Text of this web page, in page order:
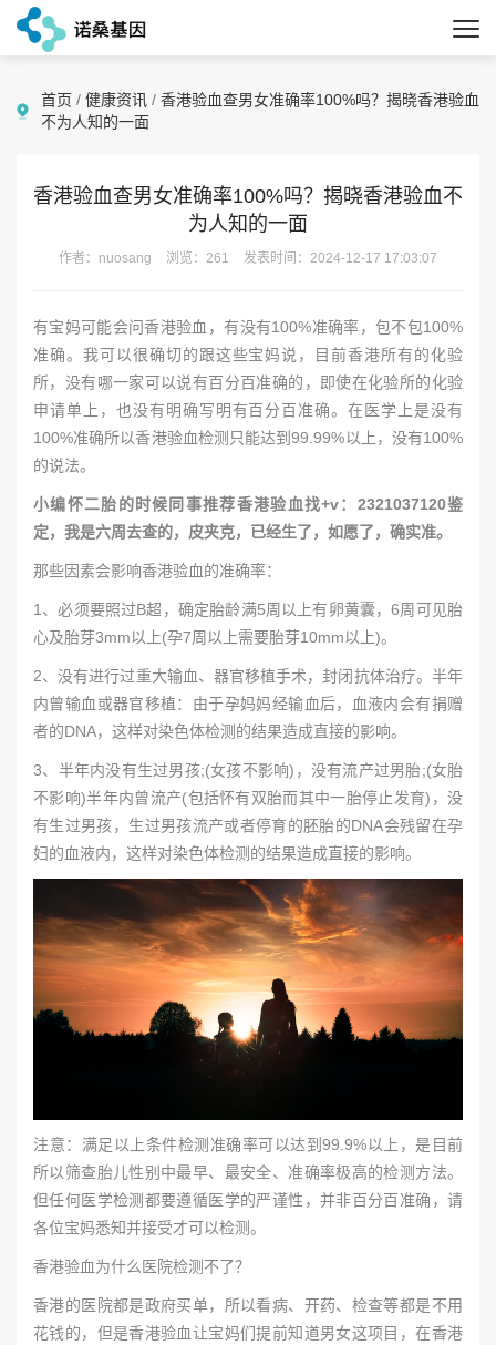
首页 / 健康资讯 / 香港验血查男女准确率100%吗？揭晓香港验血
不为人知的一面
香港验血查男女准确率100%吗？揭晓香港验血不
为人知的一面
作者：nuosang 浏览：261 发表时间：2024-12-17 17:03:07
有宝妈可能会问香港验血，有没有100%准确率，包不包100%
准确。我可以很确切的跟这些宝妈说，目前香港所有的化验
所，没有哪一家可以说有百分百准确的，即使在化验所的化验
申请单上，也没有明确写明有百分百准确。在医学上是没有
100%准确所以香港验血检测只能达到99.99%以上，没有100%
的说法。
小编怀二胎的时候同事推荐香港验血找+v：2321037120鉴
定，我是六周去查的，皮夹克，已经生了，如愿了，确实准。
那些因素会影响香港验血的准确率：
1、必须要照过B超，确定胎龄满5周以上有卵黄囊，6周可见胎
心及胎芽3mm以上(孕7周以上需要胎芽10mm以上)。
2、没有进行过重大输血、器官移植手术，封闭抗体治疗。半年
内曾输血或器官移植：由于孕妈妈经输血后，血液内会有捐赠
者的DNA，这样对染色体检测的结果造成直接的影响。
3、半年内没有生过男孩;(女孩不影响)，没有流产过男胎;(女胎
不影响)半年内曾流产(包括怀有双胎而其中一胎停止发育)，没
有生过男孩，生过男孩流产或者停育的胚胎的DNA会残留在孕
妇的血液内，这样对染色体检测的结果造成直接的影响。
注意：满足以上条件检测准确率可以达到99.9%以上，是目前
所以筛查胎儿性别中最早、最安全、准确率极高的检测方法。
但任何医学检测都要遵循医学的严谨性，并非百分百准确，请
各位宝妈悉知并接受才可以检测。
香港验血为什么医院检测不了？
香港的医院都是政府买单，所以看病、开药、检查等都是不用
花钱的，但是香港验血让宝妈们提前知道男女这项目，在香港